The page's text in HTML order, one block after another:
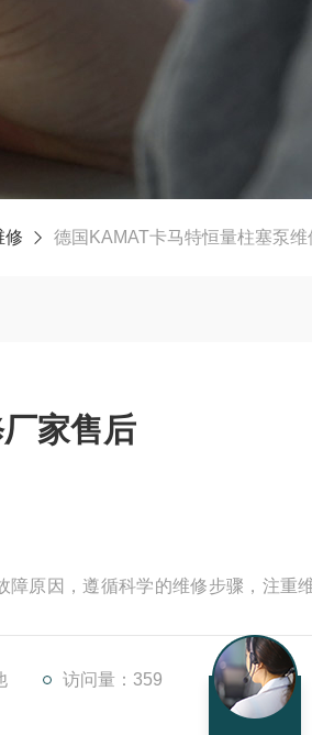
修 德国KAMAT卡马特恒量柱塞泵
家售后
原因，遵循科学的维修步骤，注重
角压力过低：自吸状态下，进油管路
需压力值，则应检查泵
访问量：359